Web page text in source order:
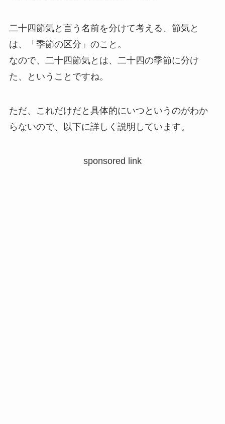
二十四節気と言う名前を分けて考える、節気と
は、「季節の区分」のこと。
なので、二十四節気とは、二十四の季節に分け
た、ということですね。
ただ、これだけだと具体的にいつというのがわか
らないので、以下に詳しく説明しています。
sponsored link